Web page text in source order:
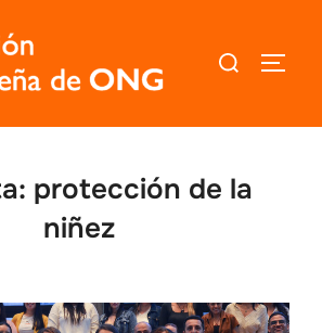
Buscar:
protección de la
niñez